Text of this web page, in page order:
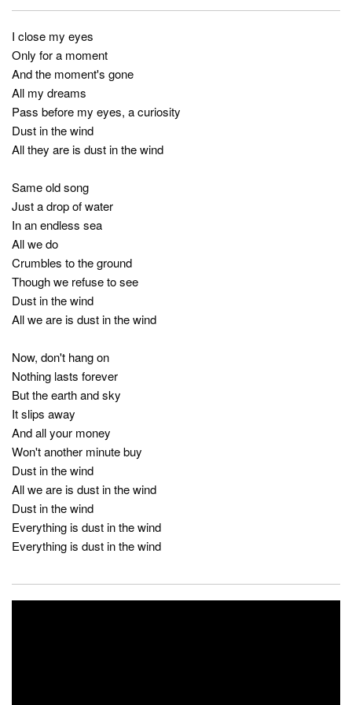
I close my eyes
Only for a moment
And the moment's gone
All my dreams
Pass before my eyes, a curiosity
Dust in the wind
All they are is dust in the wind
Same old song
Just a drop of water
In an endless sea
All we do
Crumbles to the ground
Though we refuse to see
Dust in the wind
All we are is dust in the wind
Now, don't hang on
Nothing lasts forever
But the earth and sky
It slips away
And all your money
Won't another minute buy
Dust in the wind
All we are is dust in the wind
Dust in the wind
Everything is dust in the wind
Everything is dust in the wind